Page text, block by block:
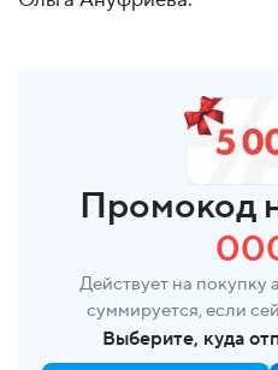
Промокод
Действует на покупку
суммируется, если
Выберите, куда